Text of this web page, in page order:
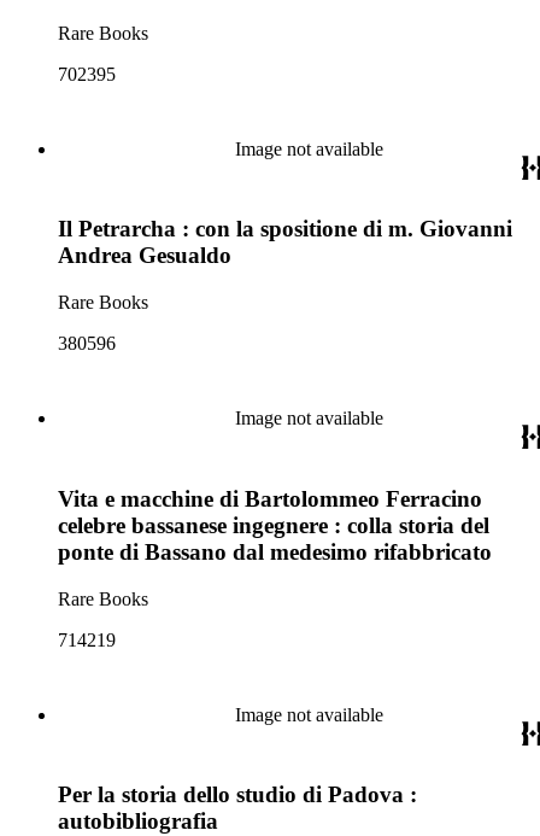
Rare Books
702395
Image not available
Il Petrarcha : con la spositione di m. Giovanni
Andrea Gesualdo
Rare Books
380596
Image not available
Vita e macchine di Bartolommeo Ferracino
celebre bassanese ingegnere : colla storia del
ponte di Bassano dal medesimo rifabbricato
Rare Books
714219
Image not available
Per la storia dello studio di Padova :
autobibliografia